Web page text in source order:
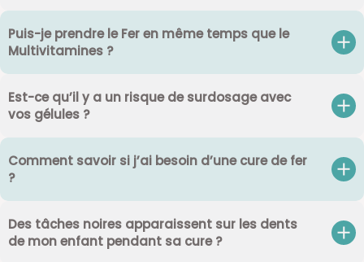
Puis-je prendre le Fer en même temps que le
Multivitamines ?
Est-ce qu’il y a un risque de surdosage avec
vos gélules ?
Comment savoir si j’ai besoin d’une cure de fer
?
Des tâches noires apparaissent sur les dents
de mon enfant pendant sa cure ?